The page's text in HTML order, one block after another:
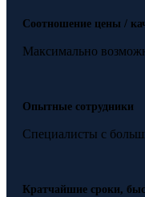
Соотношение цены /
Максимально
Опытные сотрудники
Специалисты с
Кратчайшие сроки,